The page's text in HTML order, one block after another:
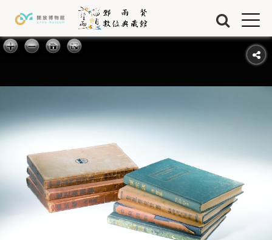
藏品
Jump to Navigation
Jump to Main content